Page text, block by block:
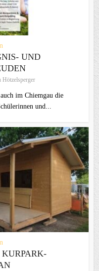
UND
Hötzelsperger
im Chiemgau die
und...